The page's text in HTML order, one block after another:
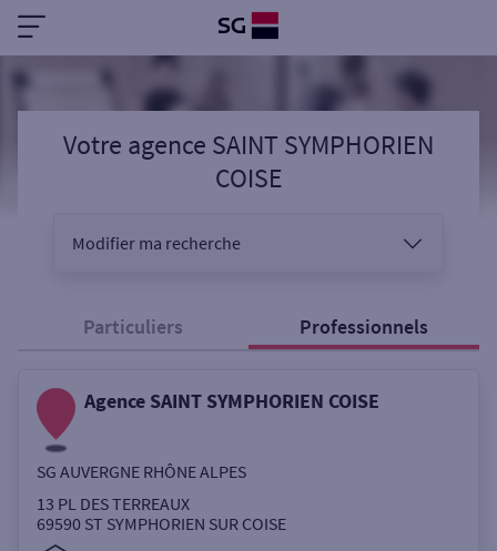
Votre agence SAINT SYMPHORIEN
COISE
Modifier ma recherche
Sélectionnez votre recherche
Ouverte le samedi
Particuliers Professionnels
Agence SAINT SYMPHORIEN COISE
SG AUVERGNE RHÔNE ALPES
13 PL DES TERREAUX
69590 ST SYMPHORIEN SUR COISE